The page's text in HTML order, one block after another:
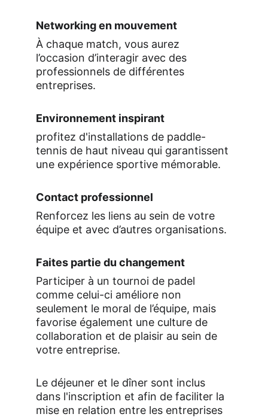
Networking en mouvement
À chaque match, vous aurez
l’occasion d’interagir avec des
professionnels de différentes
entreprises.
Environnement inspirant
profitez d'installations de paddle-
tennis de haut niveau qui garantissent
une expérience sportive mémorable.
Contact professionnel
Renforcez les liens au sein de votre
équipe et avec d’autres organisations.
Faites partie du changement
Participer à un tournoi de padel
comme celui-ci améliore non
seulement le moral de l’équipe, mais
favorise également une culture de
collaboration et de plaisir au sein de
votre entreprise.
Le déjeuner et le dîner sont inclus
dans l'inscription et afin de faciliter la
mise en relation entre les entreprises